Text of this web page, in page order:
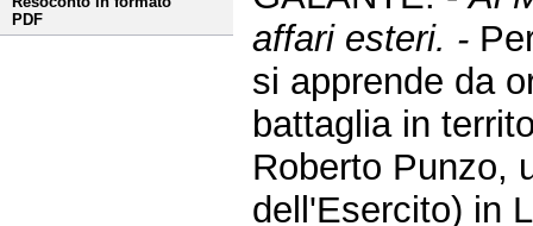
PDF
affari esteri. -
si apprende da
battaglia in
Roberto Punzo,
dell'Esercito) in